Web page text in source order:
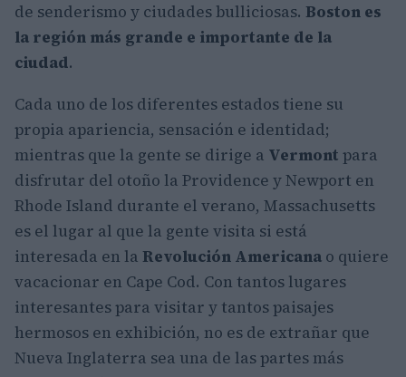
de senderismo y ciudades bulliciosas. Boston es
la región más grande e importante de la
ciudad.
Cada uno de los diferentes estados tiene su
propia apariencia, sensación e identidad;
mientras que la gente se dirige a Vermont para
disfrutar del otoño la Providence y Newport en
Rhode Island durante el verano, Massachusetts
es el lugar al que la gente visita si está
interesada en la Revolución Americana o quiere
vacacionar en Cape Cod. Con tantos lugares
interesantes para visitar y tantos paisajes
hermosos en exhibición, no es de extrañar que
Nueva Inglaterra sea una de las partes más